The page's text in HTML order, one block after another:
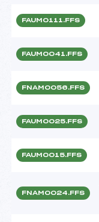
FAUM0111.FFS
FAUM0041.FFS
FNAM0056.FFS
FAUM0025.FFS
FAUM0015.FFS
FNAM0024.FFS